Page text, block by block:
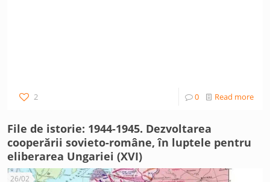
2 0 Read more
File de istorie: 1944-1945. Dezvoltarea
cooperării sovieto-române, în luptele pentru
eliberarea Ungariei (XVI)
26/02